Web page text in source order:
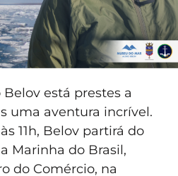
está prestes a
uma aventura incrível.
11h, Belov partirá do
Marinha do Brasil,
do Comércio, na